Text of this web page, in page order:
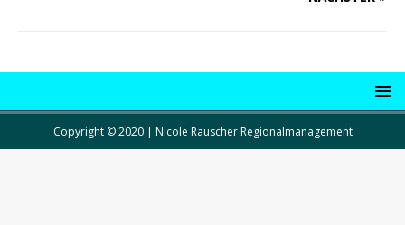
Copyright © 2020 | Nicole Rauscher Regionalmanagement